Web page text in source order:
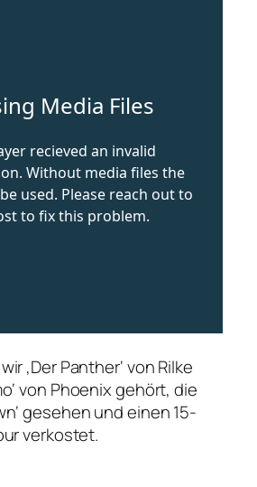
‚Der Panther‘ von Rilke
von Phoenix gehört, die
gesehen und einen 15-
verkostet.